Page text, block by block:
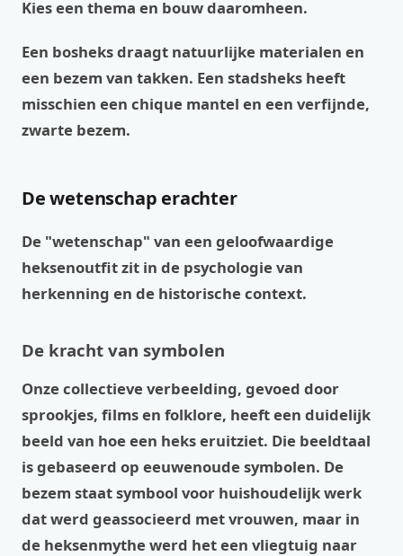
Kies een thema en bouw daaromheen.
Een bosheks draagt natuurlijke materialen en
een bezem van takken. Een stadsheks heeft
misschien een chique mantel en een verfijnde,
zwarte bezem.
De wetenschap erachter
De "wetenschap" van een geloofwaardige
heksenoutfit zit in de psychologie van
herkenning en de historische context.
De kracht van symbolen
Onze collectieve verbeelding, gevoed door
sprookjes, films en folklore, heeft een duidelijk
beeld van hoe een heks eruitziet. Die beeldtaal
is gebaseerd op eeuwenoude symbolen. De
bezem staat symbool voor huishoudelijk werk
dat werd geassocieerd met vrouwen, maar in
de heksenmythe werd het een vliegtuig naar